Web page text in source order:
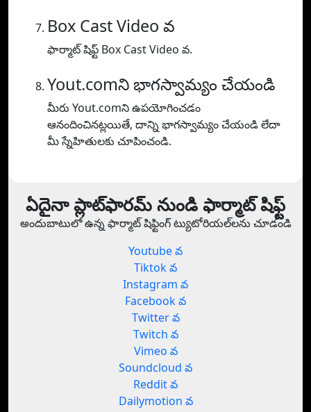
Box Cast Video వ
ఫార్మాట్ షిఫ్ట్ Box Cast Video వ.
Yout.comని భాగస్వామ్యం చేయండి
మీరు Yout.comని ఉపయోగించడం
ఆనందించినట్లయితే, దాన్ని భాగస్వామ్యం చేయండి లేదా
మీ స్నేహితులకు చూపించండి.
ఏదైనా ప్లాట్‌ఫారమ్ నుండి ఫార్మాట్ షిఫ్ట్
అందుబాటులో ఉన్న ఫార్మాట్ షిఫ్టింగ్ ట్యుటోరియల్‌లను చూడండి
Youtube వ
Tiktok వ
Instagram వ
Facebook వ
Twitter వ
Twitch వ
Vimeo వ
Soundcloud వ
Reddit వ
Dailymotion వ